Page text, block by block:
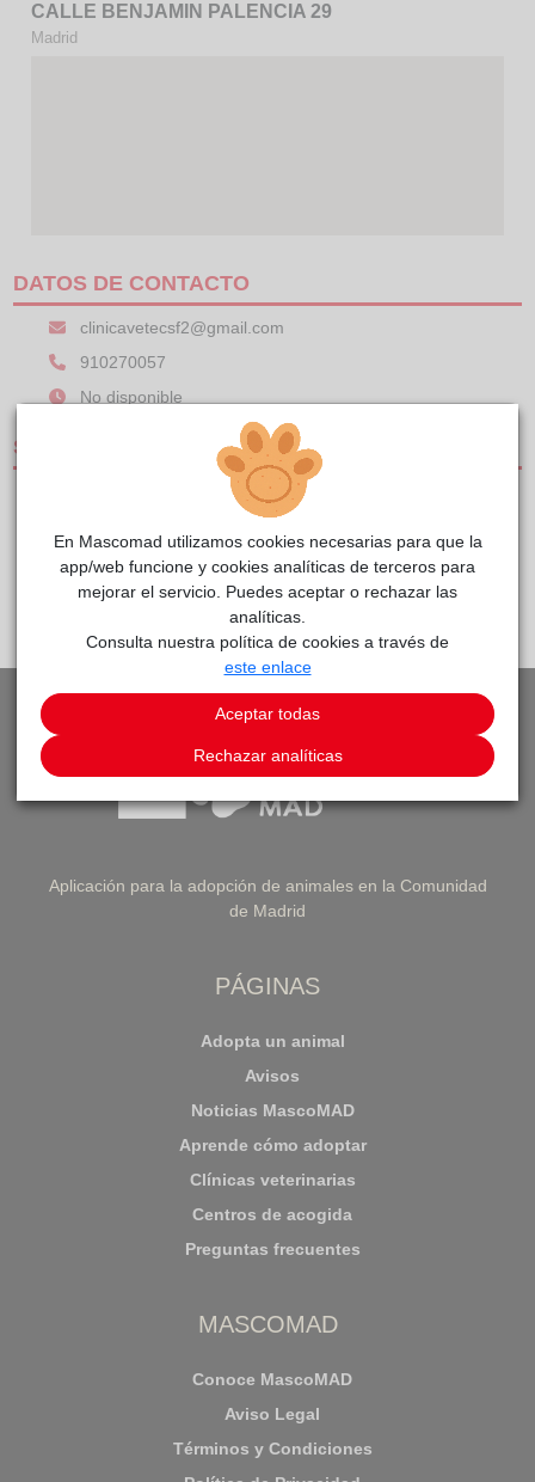
CALLE BENJAMIN PALENCIA 29
Madrid
DATOS DE CONTACTO
clinicavetecsf2@gmail.com
910270057
No disponible
SERVICIOS
CLÍNICAS DE PEQUEÑOS ANIMALES
PEDIR CITA VOLVER A LISTADO DE CLÍNICAS
Aplicación para la adopción de animales en la Comunidad
de Madrid
PÁGINAS
Adopta un animal
Avisos
Noticias MascoMAD
Aprende cómo adoptar
Clínicas veterinarias
Centros de acogida
Preguntas frecuentes
MASCOMAD
Conoce MascoMAD
Aviso Legal
Términos y Condiciones
En Mascomad utilizamos cookies necesarias para que la
app/web funcione y cookies analíticas de terceros para
mejorar el servicio. Puedes aceptar o rechazar las
analíticas.
Consulta nuestra política de cookies a través de
este enlace
Aceptar todas
Rechazar analíticas